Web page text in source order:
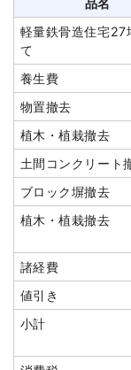
駐車場撤去
室外設備・機器撤
ブロック塀撤去
植木・植栽撤去
庭石撤去
井戸解体埋め戻し
室内残置物撤去
値引き
小計
消費税
品名
軽量鉄骨造住宅27
て
養生費
物置撤去
植木・植栽撤去
土間コンクリート
ブロック塀撤去
植木・植栽撤去
諸経費
値引き
小計